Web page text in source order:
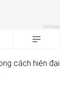
cách hiện đại